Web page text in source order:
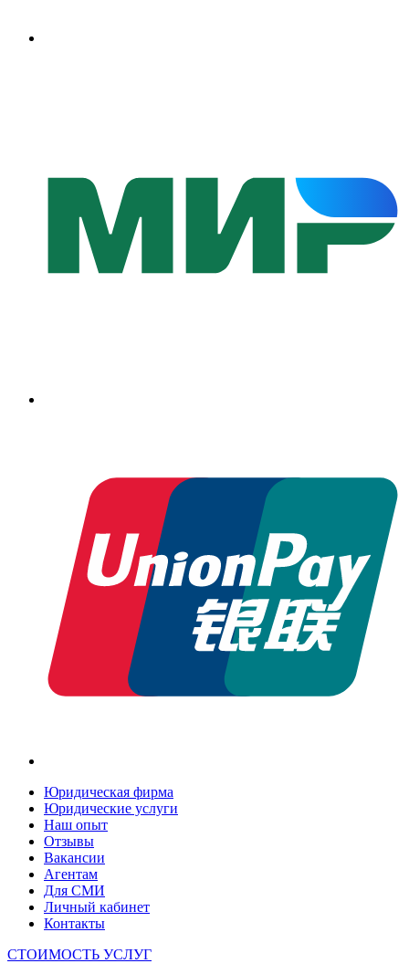
Юридическая фирма
Юридические услуги
Наш опыт
Отзывы
Вакансии
Агентам
Для СМИ
Личный кабинет
Контакты
СТОИМОСТЬ УСЛУГ